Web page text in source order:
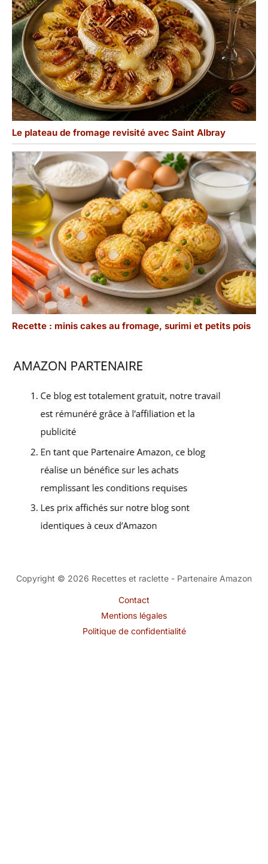
Le plateau de fromage revisité avec Saint Albray
Recette : minis cakes au fromage, surimi et petits pois
Copyright © 2026 Recettes et raclette - Partenaire Amazon
Contact
Mentions légales
Politique de confidentialité